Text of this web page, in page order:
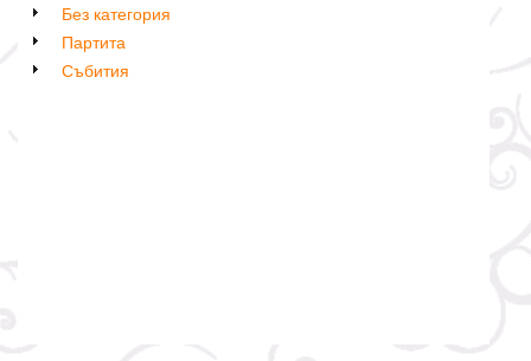
Без категория
Партита
Събития